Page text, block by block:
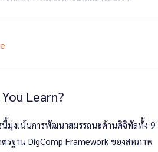
ระสงค์ของการอบรม
พร้อมสำหรับการสอบสมรรถนะด้านดิจิทัล
ป้าหมาย
Learn?
มุ่งเน้นการพัฒนาสมรรถนะด้านดิจิทัลทั้ง 9
รฐาน DigComp Framework ของสหภาพ